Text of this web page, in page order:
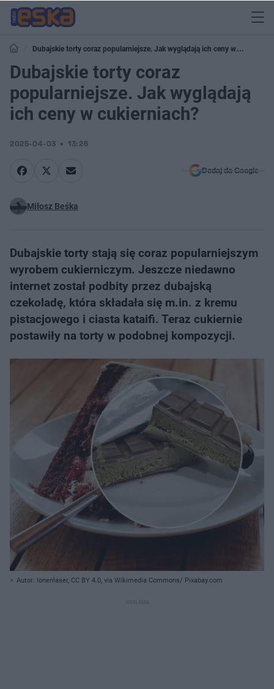
Dubajskie torty coraz popularniejsze. Jak wyglądają ich ceny w
cukierniach?
Dubajskie torty coraz
popularniejsze. Jak wyglądają
ich ceny w cukierniach?
2025-04-03 13:26
Dodaj do Google
Miłosz Beśka
Dubajskie torty stają się coraz popularniejszym
wyrobem cukierniczym. Jeszcze niedawno
internet został podbity przez dubajską
czekoladę, która składała się m.in. z kremu
pistacjowego i ciasta kataifi. Teraz cukiernie
postawiły na torty w podobnej kompozycji.
Autor: Ionenlaser, CC BY 4.0, via Wikimedia Commons/ Pixabay.com